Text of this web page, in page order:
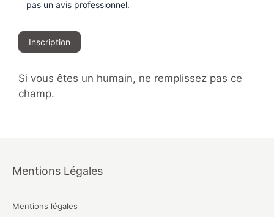
pas un avis professionnel.
Inscription
Si vous êtes un humain, ne remplissez pas ce
champ.
Mentions Légales
Mentions légales